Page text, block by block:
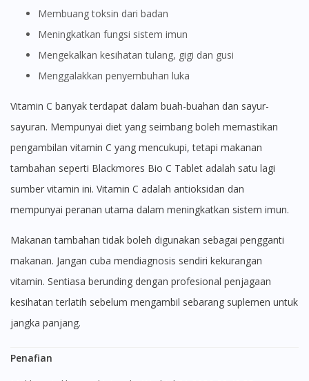
Membuang toksin dari badan
Meningkatkan fungsi sistem imun
Mengekalkan kesihatan tulang, gigi dan gusi
Menggalakkan penyembuhan luka
Vitamin C banyak terdapat dalam buah-buahan dan sayur-
sayuran. Mempunyai diet yang seimbang boleh memastikan
pengambilan vitamin C yang mencukupi, tetapi makanan
tambahan seperti Blackmores Bio C Tablet adalah satu lagi
sumber vitamin ini. Vitamin C adalah antioksidan dan
mempunyai peranan utama dalam meningkatkan sistem imun.
Makanan tambahan tidak boleh digunakan sebagai pengganti
makanan. Jangan cuba mendiagnosis sendiri kekurangan
vitamin. Sentiasa berunding dengan profesional penjagaan
kesihatan terlatih sebelum mengambil sebarang suplemen untuk
jangka panjang.
Penafian